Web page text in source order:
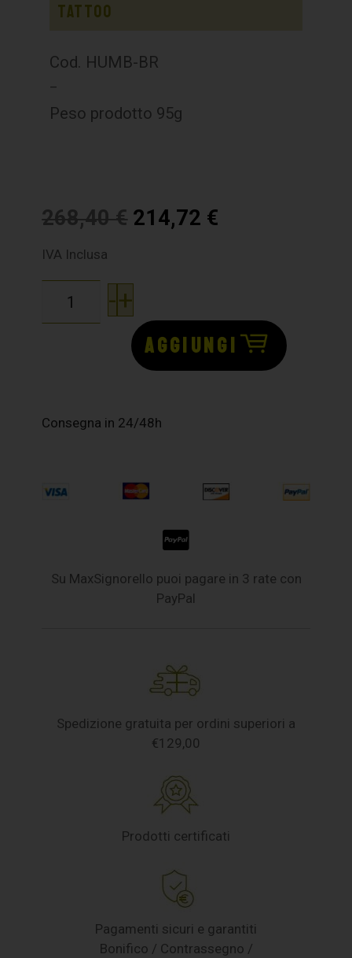
Tattoo
Cod. HUMB-BR
–
Peso prodotto 95g
268,40€ 214,72 €
IVA Inclusa
-+
AGGIUNGI
Consegna in 24/48h
Su MaxSignorello puoi pagare in 3 rate con
PayPal
Spedizione gratuita per ordini superiori a
€129,00
Prodotti certificati
Pagamenti sicuri e garantiti
Bonifico / Contrassegno /